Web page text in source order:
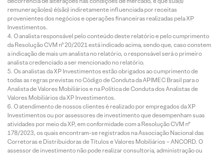
remuneração(es) é(são) indiretamente influenciada por receitas
provenientes dos negócios e operações financeiras realizadas pela XP
Investimentos.
O analista responsável pelo conteúdo deste relatório e pelo cumprimento
da Resolução CVM nº 20/2021 está indicado acima, sendo que, caso constem
a indicação de mais um analista no relatório, o responsável será o primeiro
analista credenciado a ser mencionado no relatório.
Os analistas da XP Investimentos estão obrigados ao cumprimento de
todas as regras previstas no Código de Conduta da APIMEC Brasil para o
Analista de Valores Mobiliários e na Política de Conduta dos Analistas de
Valores Mobiliários da XP Investimentos.
O atendimento de nossos clientes é realizado por empregados da XP
Investimentos ou por assessores de investimento que desempenham suas
atividades por meio da XP, em conformidade com a Resolução CVM nº
178/2023, os quais encontram-se registrados na Associação Nacional das
Corretoras e Distribuidoras de Títulos e Valores Mobiliários – ANCORD. O
assessor de investimento não pode realizar consultoria, administração ou